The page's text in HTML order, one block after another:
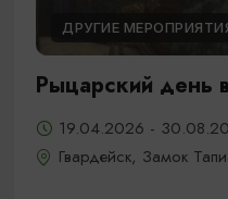
ДРУГИЕ
Рыцарский день
19.04.2026 -
Гвардейск, Замок